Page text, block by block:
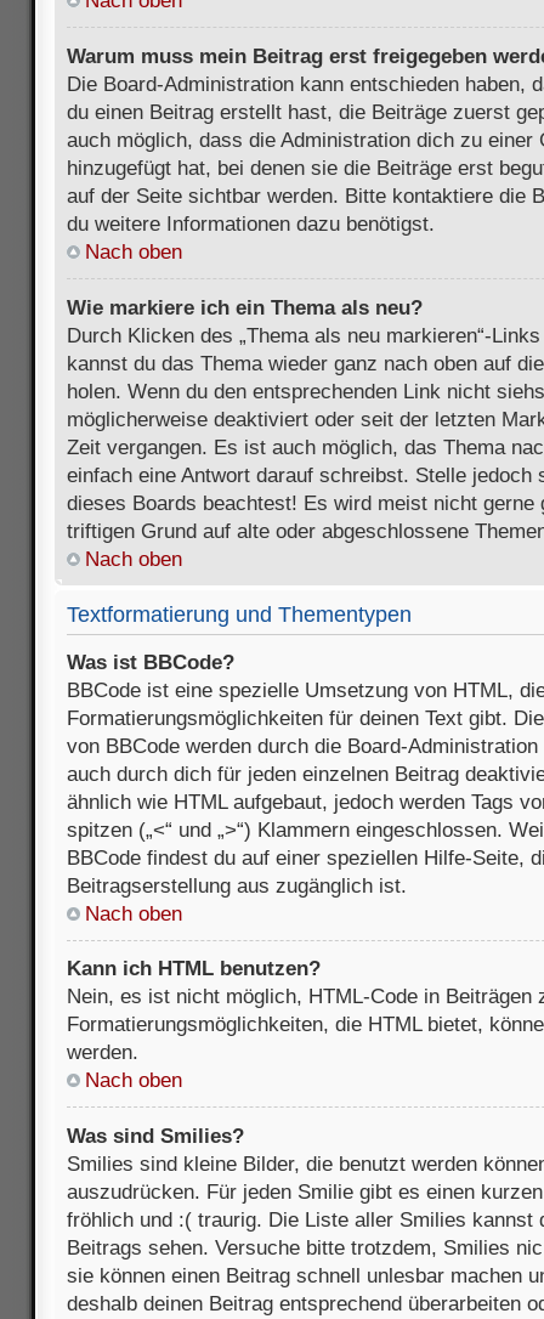
Warum muss mein Beitrag erst freigegeben
Die Board-Administration kann entschieden haben,
du einen Beitrag erstellt hast, die Beiträge zuerst
auch möglich, dass die Administration dich zu einer
hinzugefügt hat, bei denen sie die Beiträge erst
auf der Seite sichtbar werden. Bitte kontaktiere die
du weitere Informationen dazu benötigst.
Nach oben
Wie markiere ich ein Thema als neu?
Durch Klicken des „Thema als neu markieren“-
kannst du das Thema wieder ganz nach oben auf
holen. Wenn du den entsprechenden Link nicht
möglicherweise deaktiviert oder seit der letzten
Zeit vergangen. Es ist auch möglich, das Thema
einfach eine Antwort darauf schreibst. Stelle jedoch
dieses Boards beachtest! Es wird meist nicht gerne
triftigen Grund auf alte oder abgeschlossene
Nach oben
Textformatierung und Thementypen
Was ist BBCode?
BBCode ist eine spezielle Umsetzung von HTML,
Formatierungsmöglichkeiten für deinen Text gibt.
von BBCode werden durch die Board-
auch durch dich für jeden einzelnen Beitrag
ähnlich wie HTML aufgebaut, jedoch werden Tags
spitzen („<“ und „>“) Klammern eingeschlossen.
BBCode findest du auf einer speziellen Hilfe-Seite,
Beitragserstellung aus zugänglich ist.
Nach oben
Kann ich HTML benutzen?
Nein, es ist nicht möglich, HTML-Code in Beiträgen
Formatierungsmöglichkeiten, die HTML bietet,
werden.
Nach oben
Was sind Smilies?
Smilies sind kleine Bilder, die benutzt werden
auszudrücken. Für jeden Smilie gibt es einen
fröhlich und :( traurig. Die Liste aller Smilies kannst
Beitrags sehen. Versuche bitte trotzdem, Smilies
sie können einen Beitrag schnell unlesbar machen
deshalb deinen Beitrag entsprechend überarbeiten